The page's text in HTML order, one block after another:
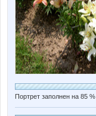
Портрет заполнен на 85 %